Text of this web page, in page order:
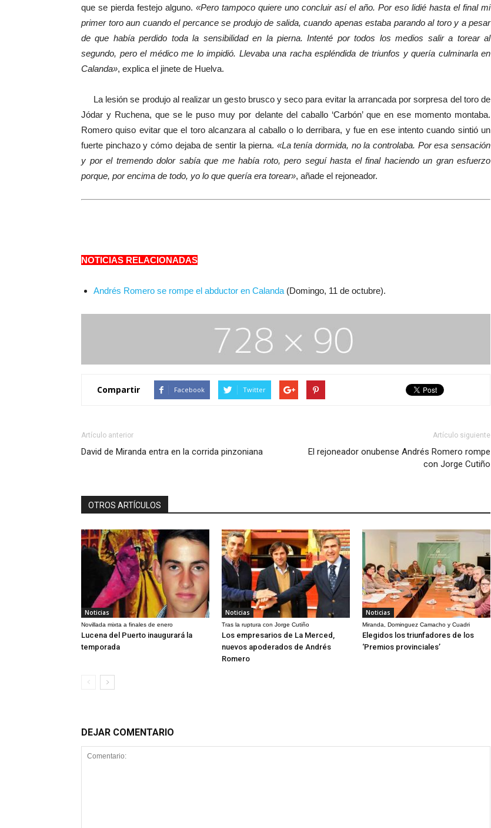
que se pierda festejo alguno. «Pero tampoco quiere uno concluir así el año. Por eso lidié hasta el final mi
primer toro aun cuando el percance se produjo de salida, cuando apenas estaba parando al toro y a pesar
de que había perdido toda la sensibilidad en la pierna. Intenté por todos los medios salir a torear al
segundo, pero el médico me lo impidió. Llevaba una racha espléndida de triunfos y quería culminarla en
Calanda», explica el jinete de Huelva.
La lesión se produjo al realizar un gesto brusco y seco para evitar la arrancada por sorpresa del toro de
Jódar y Ruchena, que se le puso muy por delante del caballo ‘Carbón’ que en ese momento montaba.
Romero quiso evitar que el toro alcanzara al caballo o lo derribara, y fue en ese intento cuando sintió un
fuerte pinchazo y cómo dejaba de sentir la pierna. «La tenía dormida, no la controlaba. Por esa sensación
y por el tremendo dolor sabía que me había roto, pero seguí hasta el final haciendo un gran esfuerzo
porque, por encima de todo, yo lo que quería era torear», añade el rejoneador.
NOTICIAS RELACIONADAS
Andrés Romero se rompe el abductor en Calanda (Domingo, 11 de octubre).
Compartir Facebook Twitter
Artículo anterior
David de Miranda entra en la corrida pinzoniana
Artículo siguiente
El rejoneador onubense Andrés Romero rompe
con Jorge Cutiño
OTROS ARTÍCULOS
Noticias
Novillada mixta a finales de enero
Lucena del Puerto inaugurará la
temporada
Noticias
Tras la ruptura con Jorge Cutiño
Los empresarios de La Merced,
nuevos apoderados de Andrés
Romero
Noticias
Miranda, Dominguez Camacho y Cuadri
Elegidos los triunfadores de los
‘Premios provinciales’
DEJAR COMENTARIO